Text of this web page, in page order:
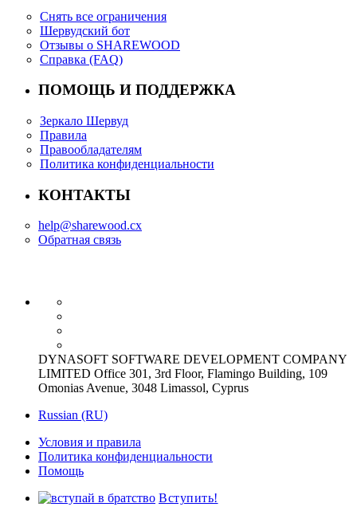
Снять все ограничения
Шервудский бот
Отзывы о SHAREWOOD
Справка (FAQ)
ПОМОЩЬ И ПОДДЕРЖКА
Зеркало Шервуд
Правила
Правообладателям
Политика конфиденциальности
КОНТАКТЫ
help@sharewood.cx
Обратная связь
DYNASOFT SOFTWARE DEVELOPMENT COMPANY
LIMITED Office 301, 3rd Floor, Flamingo Building, 109
Omonias Avenue, 3048 Limassol, Cyprus
Russian (RU)
Условия и правила
Политика конфиденциальности
Помощь
Вступить!